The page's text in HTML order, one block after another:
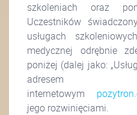
szkoleniach oraz
Uczestników
usługach
medycznej odrębnie
poniżej (dalej jako:
adresem
internetowym
jego rozwinięciami.